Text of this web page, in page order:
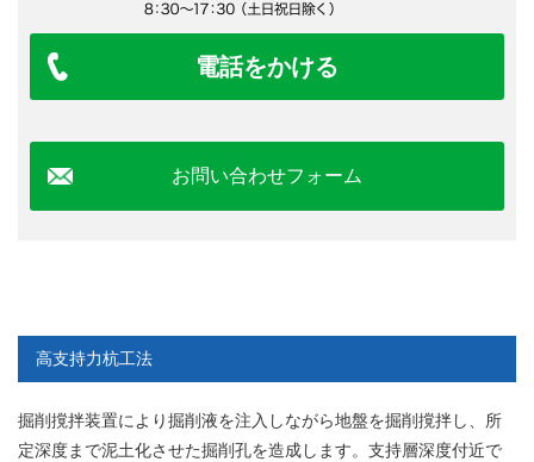
電話をかける
お問い合わせフォーム
高支持力杭工法
掘削撹拌装置により掘削液を注入しながら地盤を掘削撹拌し、所
定深度まで泥土化させた掘削孔を造成します。支持層深度付近で